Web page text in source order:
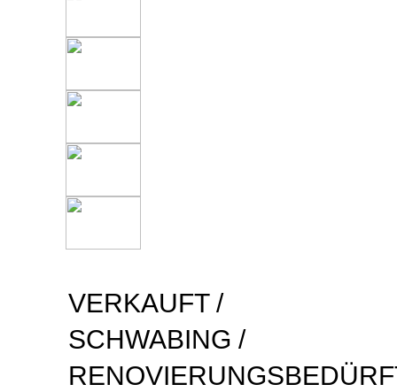
VERKAUFT /
SCHWABING /